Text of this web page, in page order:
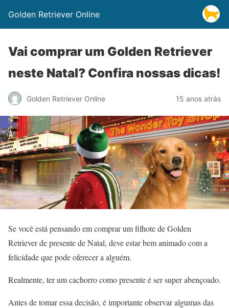
Golden Retriever Online
Vai comprar um Golden Retriever
neste Natal? Confira nossas dicas!
Golden Retriever Online 15 anos atrás
Se você está pensando em comprar um filhote de Golden
Retriever de presente de Natal, deve estar bem animado com a
felicidade que pode oferecer a alguém.
Realmente, ter um cachorro como presente é ser super abençoado.
Antes de tomar essa decisão, é importante observar algumas das